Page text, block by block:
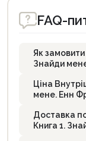
FAQ-
Як замовити
Знайди
Ціна
мене. Енн
Доставка
Книга 1.